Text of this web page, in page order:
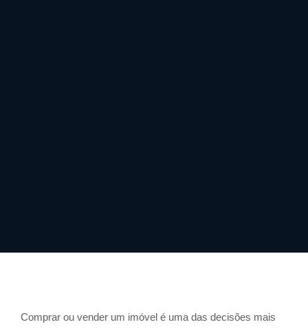
Comprar ou vender um imóvel é uma das decisões mais